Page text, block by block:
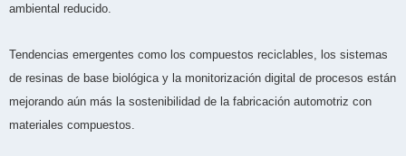
ambiental reducido.
Tendencias emergentes como los compuestos reciclables, los sistemas
de resinas de base biológica y la monitorización digital de procesos están
mejorando aún más la sostenibilidad de la fabricación automotriz con
materiales compuestos.